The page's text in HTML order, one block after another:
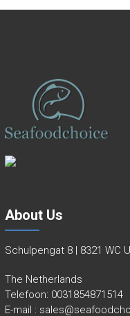
About Us
Schulpengat 8 | 8321 WC
The Netherlands
Telefoon: 0031854871514
E-mail :